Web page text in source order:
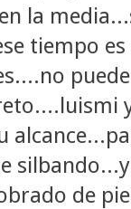
la
tiempo
de